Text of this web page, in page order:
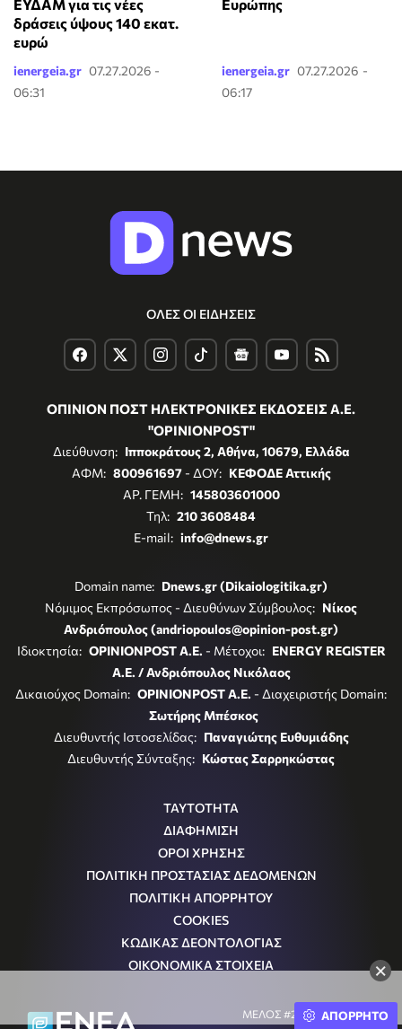
×
ΕΥΔΑΜ για τις νέες
δράσεις ύψους 140 εκατ.
ευρώ
ienergeia.gr 07.27.2026 -
06:31
Ευρώπης
ienergeia.gr 07.27.2026 -
06:17
ΟΛΕΣ ΟΙ ΕΙΔΗΣΕΙΣ
ΟΠΙΝΙΟΝ ΠΟΣΤ ΗΛΕΚΤΡΟΝΙΚΕΣ ΕΚΔΟΣΕΙΣ Α.Ε.
"OPINIONPOST"
Διεύθυνση: Ιπποκράτους 2, Αθήνα, 10679, Ελλάδα
ΑΦΜ: 800961697- ΔΟΥ: ΚΕΦΟΔΕ Αττικής
ΑΡ. ΓΕΜΗ: 145803601000
Τηλ: 210 3608484
E-mail: info@dnews.gr
Domain name: Dnews.gr (Dikaiologitika.gr)
Νόμιμος Εκπρόσωπος - Διευθύνων Σύμβουλος: Νίκος
Ανδριόπουλος (andriopoulos@opinion-post.gr)
Ιδιοκτησία: OPINIONPOST A.E. - Μέτοχοι: ENERGY REGISTER
Α.Ε. / Ανδριόπουλος Νικόλαος
Δικαιούχος Domain: OPINIONPOST A.E. - Διαχειριστής Domain:
Σωτήρης Μπέσκος
Διευθυντής Ιστοσελίδας: Παναγιώτης Ευθυμιάδης
Διευθυντής Σύνταξης: Κώστας Σαρρηκώστας
ΤΑΥΤΟΤΗΤΑ
ΔΙΑΦΗΜΙΣΗ
ΟΡΟΙ ΧΡΗΣΗΣ
ΠΟΛΙΤΙΚΗ ΠΡΟΣΤΑΣΙΑΣ ΔΕΔΟΜΕΝΩΝ
ΠΟΛΙΤΙΚΗ ΑΠΟΡΡΗΤΟΥ
COOKIES
ΚΩΔΙΚΑΣ ΔΕΟΝΤΟΛΟΓΙΑΣ
ΟΙΚΟΝΟΜΙΚΑ ΣΤΟΙΧΕΙΑ
ΜΕΛΟΣ #242054ΑΠΟΡΡΗΤΟ